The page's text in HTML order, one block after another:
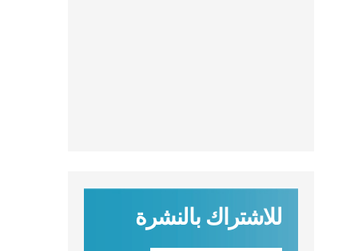
للاشتراك بالنشرة